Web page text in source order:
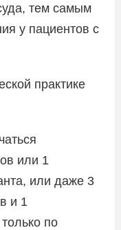
тем самым
у пациентов с
практике
или 1
или даже 3
и 1
по